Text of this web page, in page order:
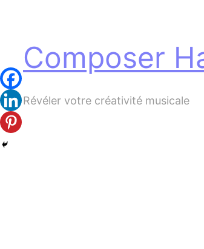
contenuComposer
Révéler votre créativité musicale